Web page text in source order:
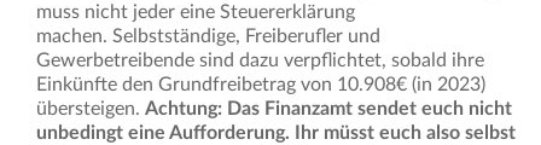
muss nicht jeder eine Steuererklärung
machen. Selbstständige, Freiberufler und
Gewerbetreibende sind dazu verpflichtet, sobald ihre
Einkünfte den Grundfreibetrag von 10.908€ (in 2023)
übersteigen. Achtung: Das Finanzamt sendet euch nicht
unbedingt eine Aufforderung. Ihr müsst euch also selbst